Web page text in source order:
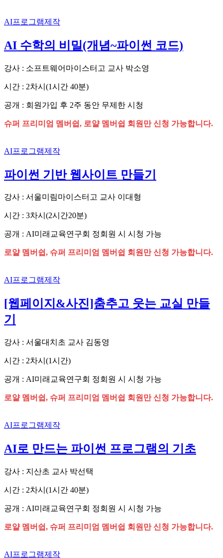
AI프로그램제작
AI 수학의 비밀(개념~파이썬 코드)
강사 : 소프트웨어마이스터고 교사 박소영
시간 : 2차시(1시간 40분)
공개 : 회원가입 후 2주 동안 무제한 시청
슈퍼 프리미엄 멤버쉽, 로얄 멤버쉽 회원만 신청 가능합니다.
AI프로그램제작
파이썬 기반 웹사이트 만들기
강사 : 서울미림마이스터고 교사 이대형
시간 : 3차시(2시간20분)
공개 : AI미래교육연구회 정회원 시 시청 가능
로얄 멤버쉽, 슈퍼 프리미엄 멤버쉽 회원만 신청 가능합니다.
AI프로그램제작
[웹페이지&사진]춤추고 웃는 교실 만들
기
강사 : 서울대치초 교사 김동영
시간 : 2차시(1시간)
공개 : AI미래교육연구회 정회원 시 시청 가능
로얄 멤버쉽, 슈퍼 프리미엄 멤버쉽 회원만 신청 가능합니다.
AI프로그램제작
AI로 만드는 파이썬 프로그램의 기초
강사 : 지산초 교사 박선택
시간 : 2차시(1시간 40분)
공개 : AI미래교육연구회 정회원 시 시청 가능
로얄 멤버쉽, 슈퍼 프리미엄 멤버쉽 회원만 신청 가능합니다.
AI프로그램제작